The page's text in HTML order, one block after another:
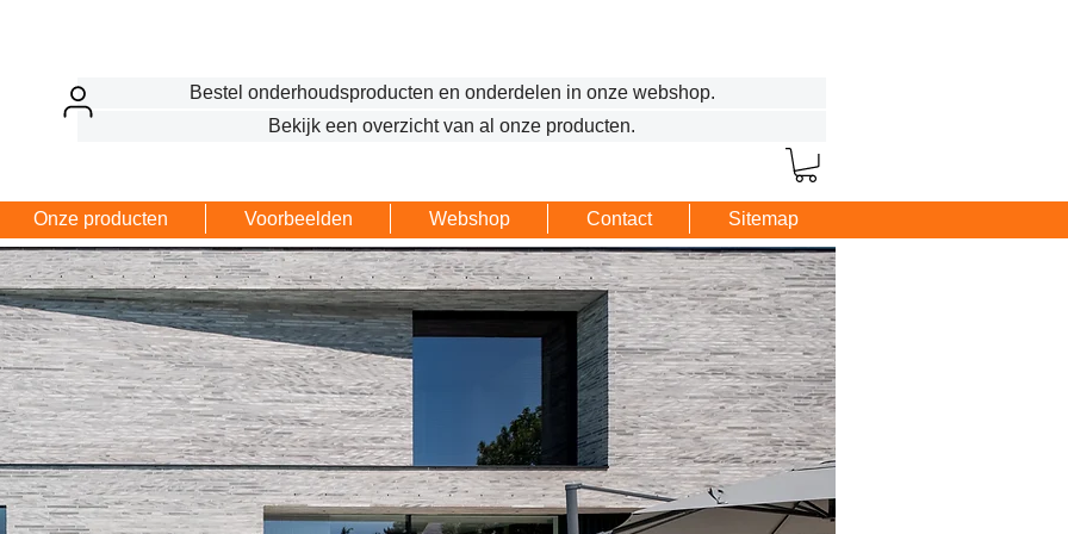
Bestel onderhoudsproducten en onderdelen in onze webshop.
Bekijk een overzicht van al onze producten.
Onze producten Voorbeelden Webshop Contact Sitemap